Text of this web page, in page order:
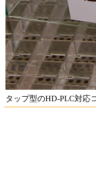
タップ型のHD-PLC対応